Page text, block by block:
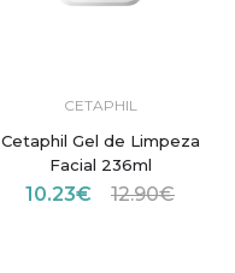
CETAPHIL
Cetaphil Gel de Limpeza
Facial 236ml
10.23€ 12.90€